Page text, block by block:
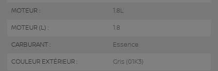
MOTEUR : 1.8L
MOTEUR (L) : 1.8
CARBURANT : Essence
COULEUR EXTÉRIEUR : Gris (01K3)